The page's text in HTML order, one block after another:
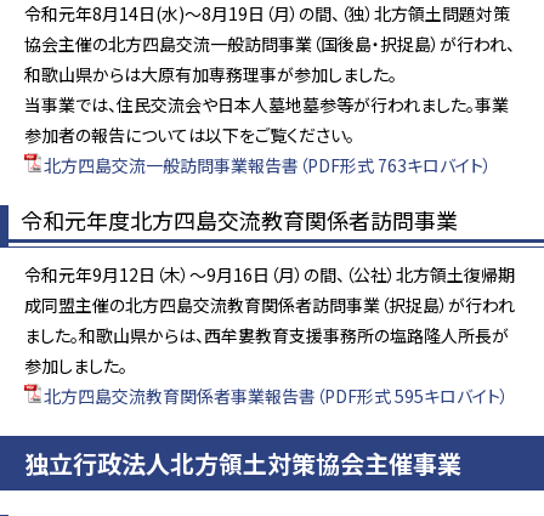
令和元年8月14日(水)～8月19日（月）の間、（独）北方領土問題対策
協会主催の北方四島交流一般訪問事業（国後島・択捉島）が行われ、
和歌山県からは大原有加専務理事が参加しました。
当事業では、住民交流会や日本人墓地墓参等が行われました。事業
参加者の報告については以下をご覧ください。
北方四島交流一般訪問事業報告書（PDF形式 763キロバイト）
令和元年度北方四島交流教育関係者訪問事業
令和元年9月12日（木）～9月16日（月）の間、（公社）北方領土復帰期
成同盟主催の北方四島交流教育関係者訪問事業（択捉島）が行われ
ました。和歌山県からは、西牟婁教育支援事務所の塩路隆人所長が
参加しました。
北方四島交流教育関係者事業報告書（PDF形式 595キロバイト）
独立行政法人北方領土対策協会主催事業